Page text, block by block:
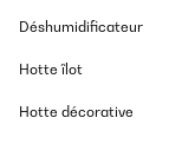
general, mu
Usuario/a de amazon
Déshumidificateur
Hotte îlot
Hotte décorative